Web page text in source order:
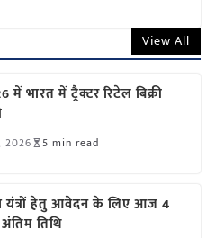
View All
भारत में ट्रैक्टर रिटेल बिक्री
2026 5 min read
यंत्रों हेतु आवेदन के लिए आज 4
तिथि